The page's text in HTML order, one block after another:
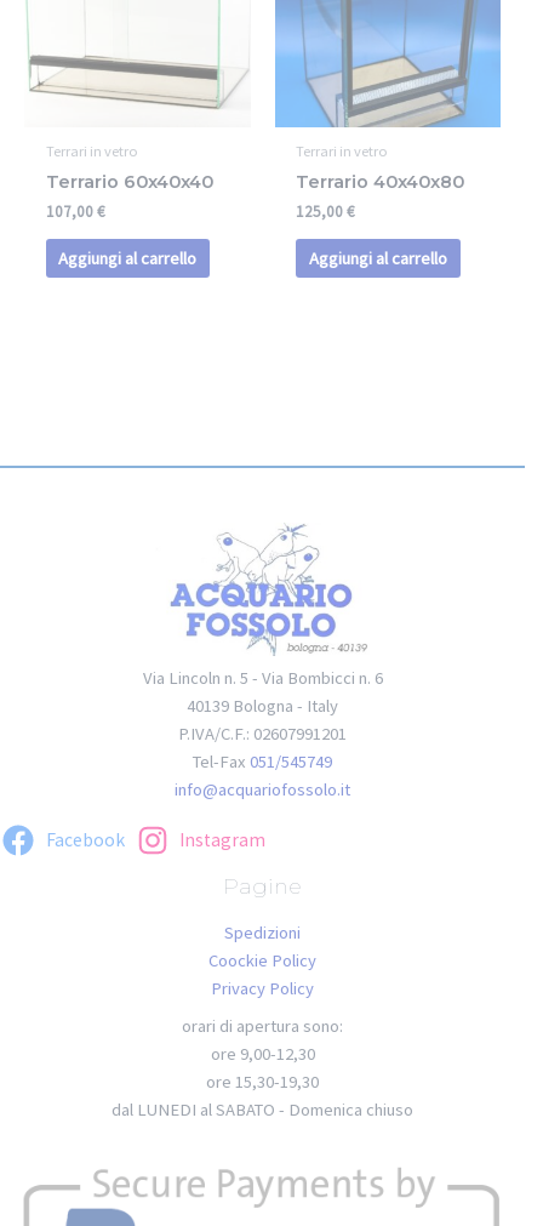
Terrari in vetro
Terrario 60x40x40
107,00€
Aggiungi al carrello
Terrari in vetro
Terrario 40x40x80
125,00€
Aggiungi al carrello
Via Lincoln n. 5 - Via Bombicci n. 6
40139 Bologna - Italy
P.IVA/C.F.: 02607991201
Tel-Fax 051/545749
info@acquariofossolo.it
Facebook Instagram
Pagine
Spedizioni
Coockie Policy
Privacy Policy
orari di apertura sono:
ore 9,00-12,30
ore 15,30-19,30
dal LUNEDI al SABATO - Domenica chiuso